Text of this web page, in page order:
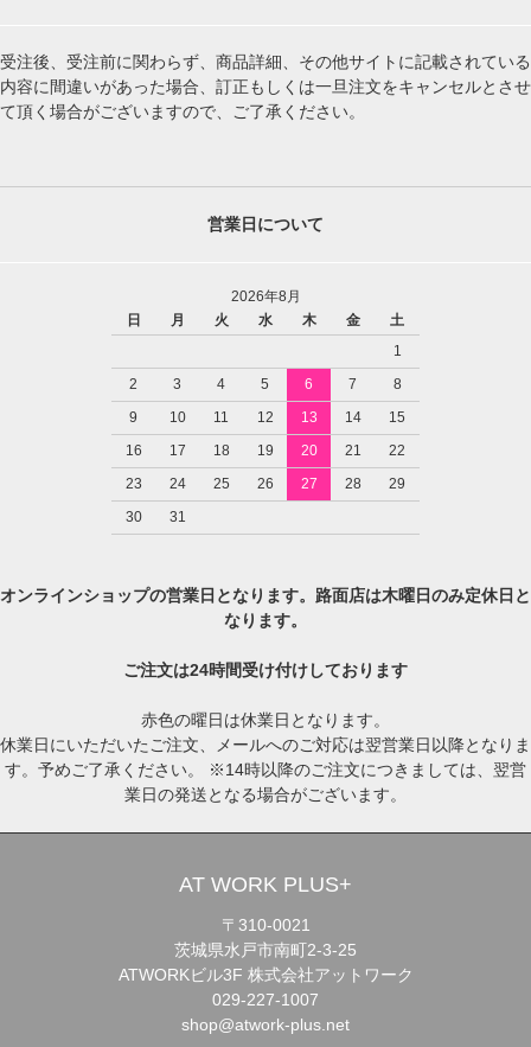
受注後、受注前に関わらず、商品詳細、その他サイトに記載されている
内容に間違いがあった場合、訂正もしくは一旦注文をキャンセルとさせ
て頂く場合がございますので、ご了承ください。
営業日について
2026年8月
日
月 火 水 木 金
土
1
2
3 4 5 6 7
8
9
10 11 12 13 14
15
16
17 18 19 20 21
22
23
24 25 26 27 28
29
30
31
オンラインショップの営業日となります。路面店は木曜日のみ定休日と
なります。
ご注文は24時間受け付けしております
赤色の曜日は休業日となります。
休業日にいただいたご注文、メールへのご対応は翌営業日以降となりま
す。予めご了承ください。 ※14時以降のご注文につきましては、翌営
業日の発送となる場合がございます。
AT WORK PLUS+
〒310-0021
茨城県水戸市南町2-3-25
ATWORKビル3F 株式会社アットワーク
029-227-1007
shop@atwork-plus.net